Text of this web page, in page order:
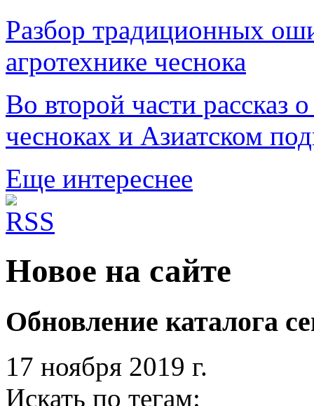
Разбор традиционных
агротехнике чеснока
Во второй части рассказ
чесноках и Азиатском
Еще интереснее
Новое на сайте
Обновление каталога
17 ноября 2019 г.
Искать по тегам: